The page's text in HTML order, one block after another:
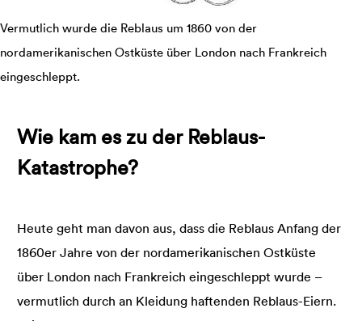
Vermutlich wurde die Reblaus um 1860 von der
nordamerikanischen Ostküste über London nach Frankreich
eingeschleppt.
Wie kam es zu der Reblaus-
Katastrophe?
Heute geht man davon aus, dass die Reblaus Anfang der
1860er Jahre von der nordamerikanischen Ostküste
über London nach Frankreich eingeschleppt wurde –
vermutlich durch an Kleidung haftenden Reblaus-Eiern.